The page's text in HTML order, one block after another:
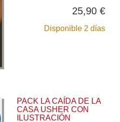
25,90 €
Disponible 2 días
PACK LA CAÍDA DE LA
CASA USHER CON
ILUSTRACIÓN